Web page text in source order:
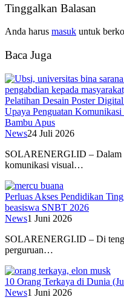
Tinggalkan Balasan
Anda harus masuk untuk
Baca Juga
Pelatihan Desain Poster
Upaya Penguatan
Bambu Apus
News24 Juli 2026
SOLARENERGI.ID – Dalam
komunikasi visual…
Perluas Akses Pendidikan
beasiswa SNBT 2026
News1 Juni 2026
SOLARENERGI.ID – Di
perguruan…
10 Orang Terkaya di Dunia
News1 Juni 2026